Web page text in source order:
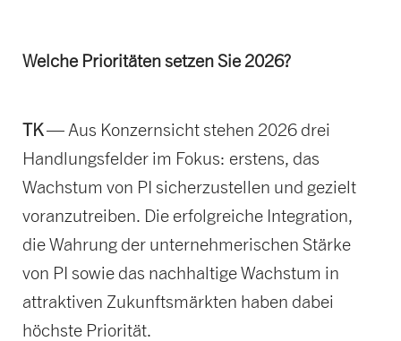
Welche Prioritäten setzen Sie 2026?
TK— Aus Konzernsicht stehen 2026 drei
Handlungsfelder im Fokus: erstens, das
Wachstum von PI sicherzustellen und gezielt
voranzutreiben. Die erfolgreiche Integration,
die Wahrung der unternehmerischen Stärke
von PI sowie das nachhaltige Wachstum in
attraktiven Zukunftsmärkten haben dabei
höchste Priorität.